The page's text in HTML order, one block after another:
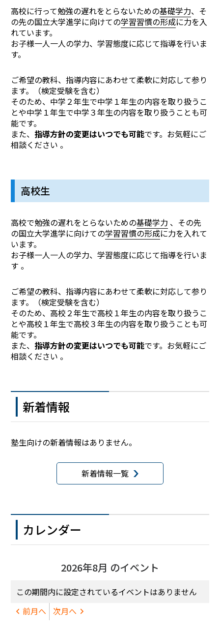
高校に行って勉強の遅れをとらないための基礎学力、そ
の先の国立大学進学に向けての学習習慣の形成に力を入
れています。
お子様一人一人の学力、学習態度に応じて指導を行いま
す。
ご希望の教科、指導内容にあわせて柔軟に対応して参り
ます。（検定受験を含む）
そのため、中学２年生で中学１年生の内容を取り扱うこ
とや中学１年生で中学３年生の内容を取り扱うことも可
能です。
また、指導方針の変更はいつでも可能です。お気軽にご
相談ください 。
高校生
高校で勉強の遅れをとらないための基礎学力 、その先
の国立大学進学に向けての学習習慣の形成に力を入れて
います。
お子様一人一人の学力、学習態度に応じて指導を行いま
す 。
ご希望の教科、指導内容にあわせて柔軟に対応して参り
ます。（検定受験を含む）
そのため、高校２年生で高校１年生の内容を取り扱うこ
とや高校１年生で高校３年生の内容を取り扱うことも可
能です。
また、指導方針の変更はいつでも可能です。お気軽にご
相談ください 。
新着情報
塾生向けの新着情報はありません。
新着情報一覧
カレンダー
2026年8月 のイベント
この期間内に設定されているイベントはありません
前月へ
次月へ